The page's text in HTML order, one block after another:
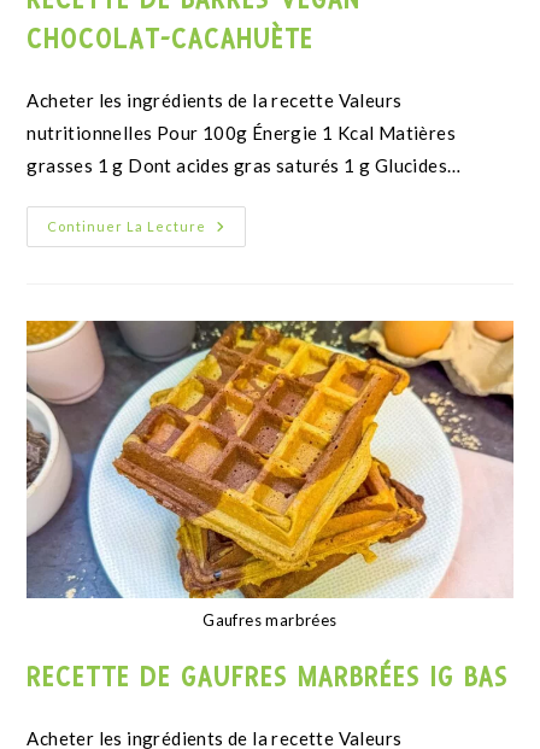
COULANT AU CHOCOLAT
Les valeurs nutritionnelles indiquées sont pour 100g. Si
vous faites 12 muffins avec tous les ingrédients, chaque…
Continuer La Lecture
thumbprint cacahuète et chocolat
RECETTE DE BISCUITS THUMBPRINT
CHOCO-CACAHUÈTE